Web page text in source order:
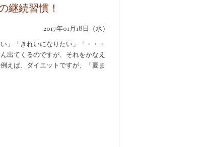
継続習慣！
2017年01月18日（水）
」「きれいになりたい」「・・・
出てくるのですが、それをかなえ
えば、ダイエットですが、「夏ま